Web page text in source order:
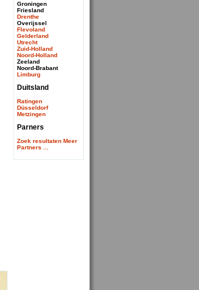
Groningen
Friesland
Drenthe
Overijssel
Flevoland
Gelderland
Utrecht
Zuid-Holland
Noord-Holland
Zeeland
Noord-Brabant
Limburg
Duitsland
Ratingen
Düsseldorf
Metzingen
Parners
Zoek resultaten Meer
Partners ...